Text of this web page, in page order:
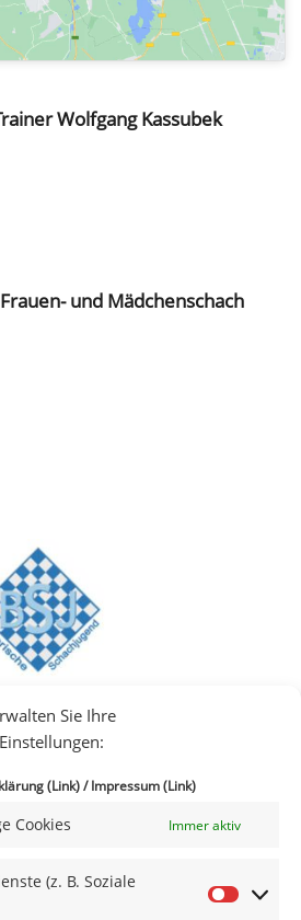
Sie Ihre
(Link)/Impressum (Link)
Cookies Immer aktiv
(z. B. Soziale
Wolfgang Kassubek
und Mädchenschach